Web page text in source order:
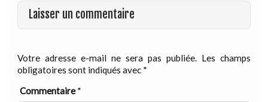
Laisser un commentaire
Votre adresse e-mail ne sera pas publiée. Les champs
obligatoires sont indiqués avec *
Commentaire*